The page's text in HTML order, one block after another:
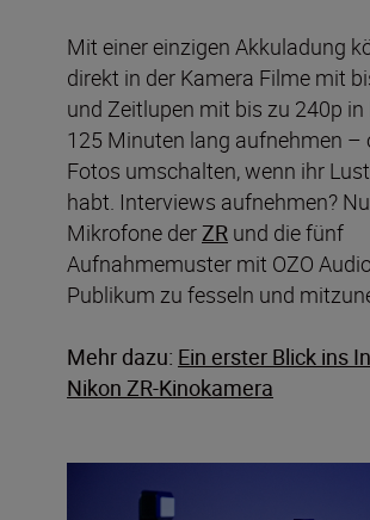
Mit einer einzigen Akkuladung
direkt in der Kamera Filme mit
und Zeitlupen mit bis zu 240p in
125 Minuten lang aufnehmen –
Fotos umschalten, wenn ihr
habt. Interviews aufnehmen?
Mikrofone derZR und die fünf
Aufnahmemuster mit OZO
Publikum zu fesseln und
Mehr dazu: Ein erster Blick ins
Nikon ZR-Kinokamera